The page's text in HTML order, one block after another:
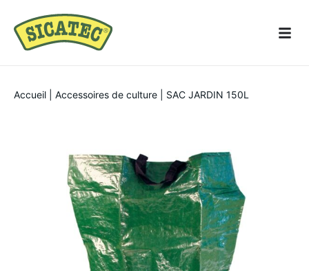
Accueil Accessoires de culture SAC JARDIN 150L